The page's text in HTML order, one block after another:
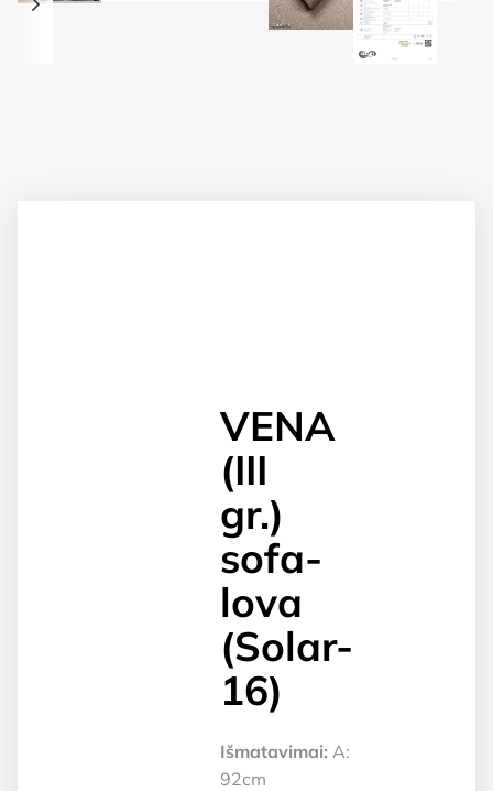
VENA
(III
gr.)
sofa-
lova
(Solar-
16)
Išmatavimai: A:
92cm